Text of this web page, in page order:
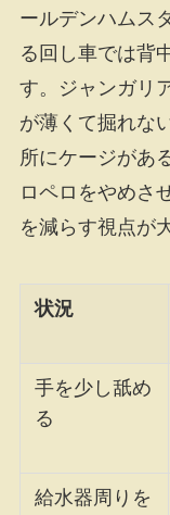
ールデンハムス
る回し車では背
す。ジャンガリ
が薄くて掘れな
所にケージがあ
ロペロをやめさ
を減らす視点が
状況
手を少し舐め
る
給水器周りを